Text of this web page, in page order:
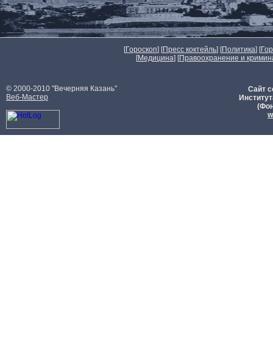
[Гороскоп] [Пресс коктейль] [Политика] [
[Медицина] [Правоохранение и
© 2000-2010 "Вечерняя Казань"
Веб-Мастер
Сайт